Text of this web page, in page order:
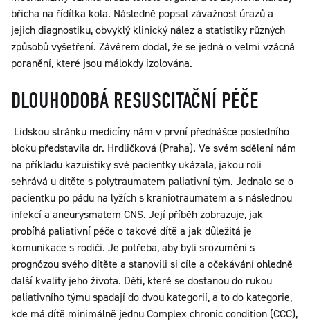
břicha na řídítka kola. Následně popsal závažnost úrazů a
jejich diagnostiku, obvyklý klinický nález a statistiky různých
způsobů vyšetření. Závěrem dodal, že se jedná o velmi vzácná
poranění, které jsou málokdy izolována.
DLOUHODOBÁ RESUSCITAČNÍ PÉČE
Lidskou stránku medicíny nám v první přednášce posledního
bloku představila dr. Hrdličková (Praha). Ve svém sdělení nám
na příkladu kazuistiky své pacientky ukázala, jakou roli
sehrává u dítěte s polytraumatem paliativní tým. Jednalo se o
pacientku po pádu na lyžích s kraniotraumatem a s následnou
infekcí a aneurysmatem CNS. Její příběh zobrazuje, jak
probíhá paliativní péče o takové dítě a jak důležitá je
komunikace s rodiči. Je potřeba, aby byli srozuměni s
prognózou svého dítěte a stanovili si cíle a očekávání ohledně
další kvality jeho života. Děti, které se dostanou do rukou
paliativního týmu spadají do dvou kategorií, a to do kategorie,
kde má dítě minimálně jednu Complex chronic condition (CCC),